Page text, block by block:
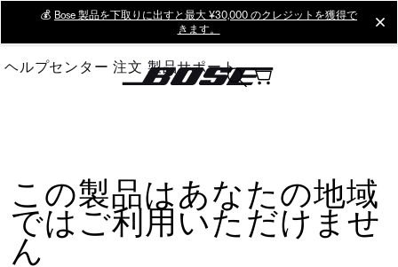
Main
💰 Bose 製品を下取りに出すと最大 ¥30,000 のクレジットを獲得で
きます。
ヘルプセンター 注文 製品サポート
この製品はあなたの地域
ではご利用いただけませ
ん